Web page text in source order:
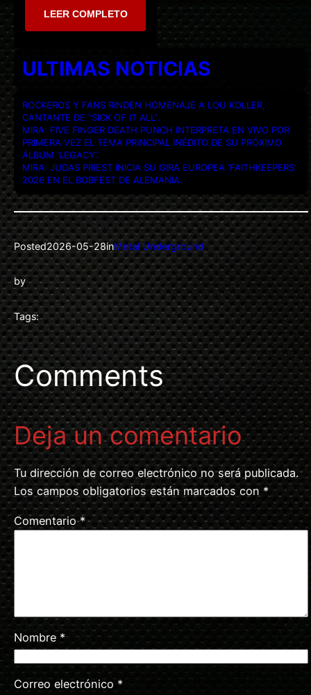
LEER COMPLETO
ULTIMAS NOTICIAS
ROCKEROS Y FANS RINDEN HOMENAJE A LOU KOLLER,
CANTANTE DE “SICK OF IT ALL”.
MIRA: FIVE FINGER DEATH PUNCH INTERPRETA EN VIVO POR
PRIMERA VEZ EL TEMA PRINCIPAL INÉDITO DE SU PRÓXIMO
ÁLBUM ‘LEGACY’.
MIRA: JUDAS PRIEST INICIA SU GIRA EUROPEA ‘FAITHKEEPERS’
2026 EN EL BOBFEST DE ALEMANIA.
Posted2026-05-28inMetal Underground
by
Tags:
Comments
Deja un comentario
Tu dirección de correo electrónico no será publicada.
Los campos obligatorios están marcados con *
Comentario*
Nombre *
Correo electrónico *